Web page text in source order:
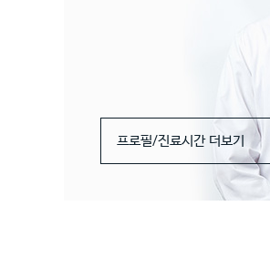
프로필/진료시간 더보기